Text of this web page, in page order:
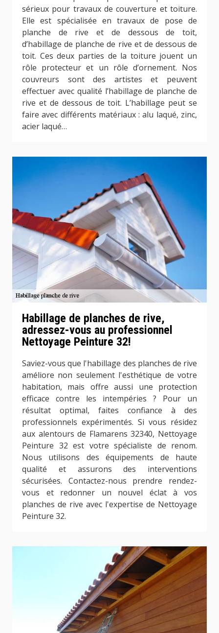
sérieux pour travaux de couverture et toiture.
Elle est spécialisée en travaux de pose de
planche de rive et de dessous de toit,
d’habillage de planche de rive et de dessous de
toit. Ces deux parties de la toiture jouent un
rôle protecteur et un rôle d’ornement. Nos
couvreurs sont des artistes et peuvent
effectuer avec qualité l’habillage de planche de
rive et de dessous de toit. L’habillage peut se
faire avec différents matériaux : alu laqué, zinc,
acier laqué…
Habillage de planches de rive,
adressez-vous au professionnel
Nettoyage Peinture 32!
Saviez-vous que l'habillage des planches de rive
améliore non seulement l'esthétique de votre
habitation, mais offre aussi une protection
efficace contre les intempéries ? Pour un
résultat optimal, faites confiance à des
professionnels expérimentés. Si vous résidez
aux alentours de Flamarens 32340, Nettoyage
Peinture 32 est votre spécialiste de renom.
Nous utilisons des équipements de haute
qualité et assurons des interventions
sécurisées. Contactez-nous prendre rendez-
vous et redonner un nouvel éclat à vos
planches de rive avec l'expertise de Nettoyage
Peinture 32.